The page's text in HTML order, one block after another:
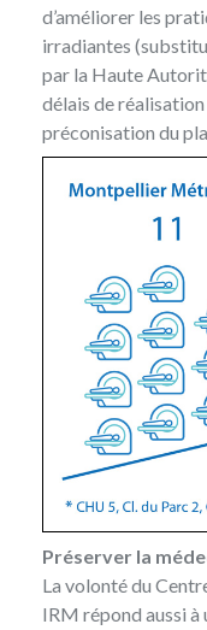
d’améliorer les
irradiantes
par la Haute
délais de
préconisation du
Préserver la
La volonté du
IRM répond aussi à